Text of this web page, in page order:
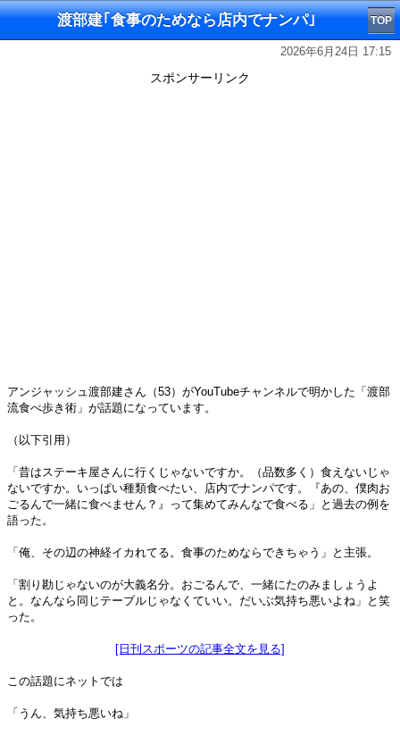
渡部建｢食事のためなら店内でナンパ｣ TOP
2026年6月24日 17:15
スポンサーリンク
アンジャッシュ渡部建さん（53）がYouTubeチャンネルで明かした「渡部
流食べ歩き術」が話題になっています。
（以下引用）
「昔はステーキ屋さんに行くじゃないですか。（品数多く）食えないじゃ
ないですか。いっぱい種類食べたい、店内でナンパです。『あの、僕肉お
ごるんで一緒に食べません？』って集めてみんなで食べる」と過去の例を
語った。
「俺、その辺の神経イカれてる。食事のためならできちゃう」と主張。
「割り勘じゃないのが大義名分。おごるんで、一緒にたのみましょうよ
と。なんなら同じテーブルじゃなくていい。だいぶ気持ち悪いよね」と笑
った。
[日刊スポーツの記事全文を見る]
この話題にネットでは
「うん、気持ち悪いね」